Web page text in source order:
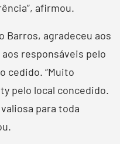
afirmou.
Barros, agradeceu aos
responsáveis pelo
cedido. “Muito
pelo local concedido.
para toda